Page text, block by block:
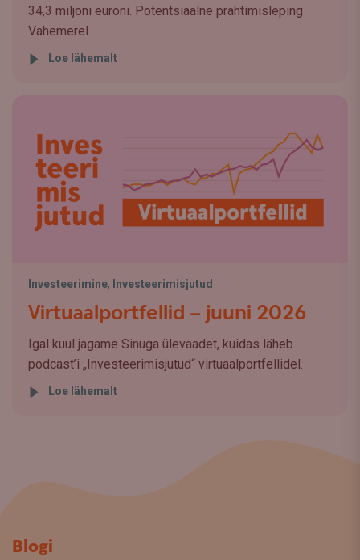
34,3 miljoni euroni. Potentsiaalne prahtimisleping
Vahemerel.
Loe lähemalt
Investeerimine, Investeerimisjutud
Virtuaalportfellid – juuni 2026
Igal kuul jagame Sinuga ülevaadet, kuidas läheb
podcast’i „Investeerimisjutud“ virtuaalportfellidel.
Loe lähemalt
Blogi